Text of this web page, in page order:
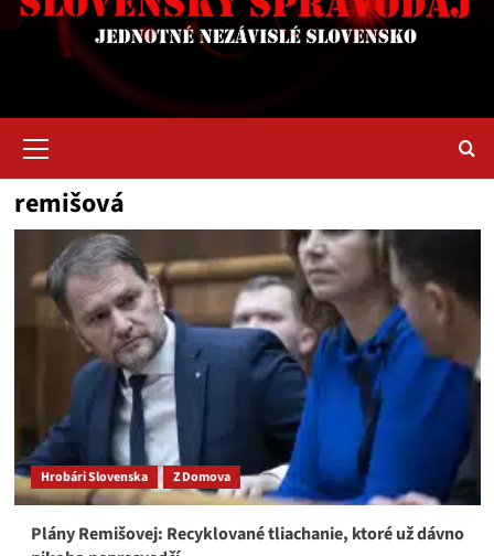
Menu
remišová
Hrobári Slovenska Z Domova
Plány Remišovej: Recyklované tliachanie, ktoré už dávno